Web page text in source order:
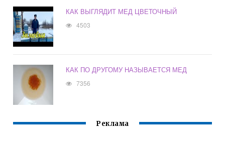
КАК ВЫГЛЯДИТ МЕД ЦВЕТОЧНЫЙ
4503
КАК ПО ДРУГОМУ НАЗЫВАЕТСЯ МЕД
7356
Реклама